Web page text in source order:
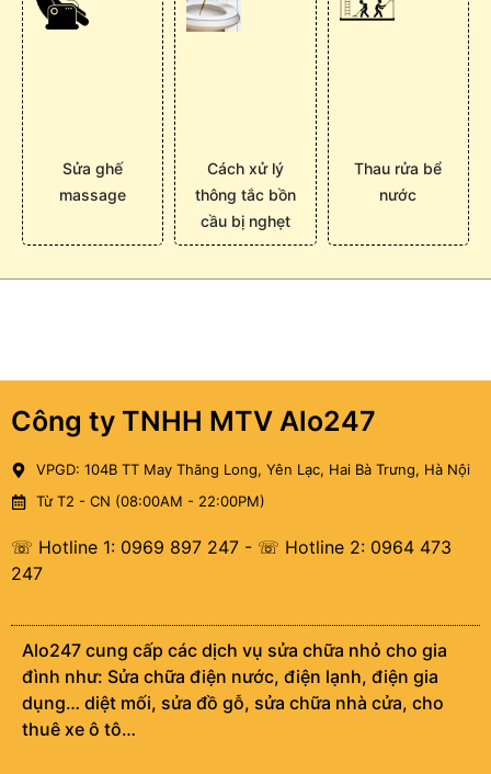
Sửa ghế
massage
Cách xử lý
thông tắc bồn
cầu bị nghẹt
Thau rửa bể
nước
Công ty TNHH MTV Alo247
VPGD: 104B TT May Thăng Long, Yên Lạc, Hai Bà Trưng, Hà Nội
Từ T2 - CN (08:00AM - 22:00PM)
☏ Hotline 1: 0969 897 247 - ☏ Hotline 2: 0964 473
247
Alo247 cung cấp các dịch vụ sửa chữa nhỏ cho gia
đình như: Sửa chữa điện nước, điện lạnh, điện gia
dụng… diệt mối, sửa đồ gỗ, sửa chữa nhà cửa, cho
thuê xe ô tô…